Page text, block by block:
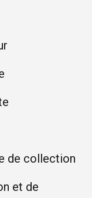
de collection
et de